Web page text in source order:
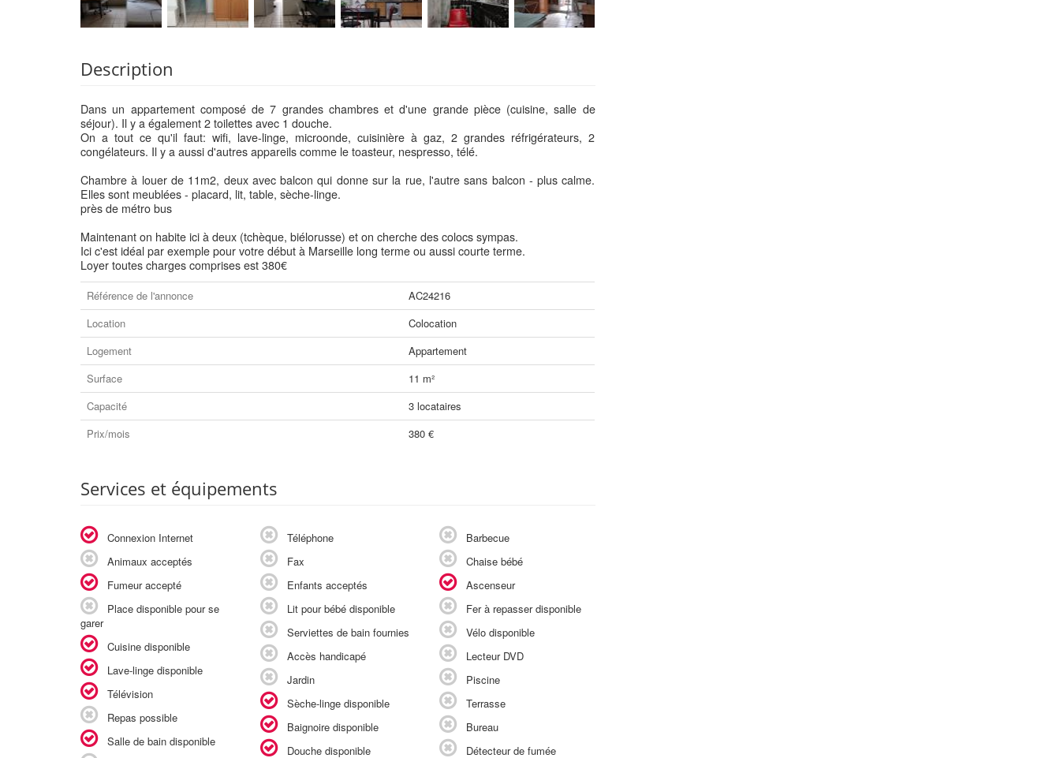
Description
Dans un appartement composé de 7 grandes chambres et d'une grande pièce (cuisine, salle de
séjour). Il y a également 2 toilettes avec 1 douche.
On a tout ce qu'il faut: wifi, lave-linge, microonde, cuisinière à gaz, 2 grandes réfrigérateurs, 2
congélateurs. Il y a aussi d'autres appareils comme le toasteur, nespresso, télé.
Chambre à louer de 11m2, deux avec balcon qui donne sur la rue, l'autre sans balcon - plus calme.
Elles sont meublées - placard, lit, table, sèche-linge.
près de métro bus
Maintenant on habite ici à deux (tchèque, biélorusse) et on cherche des colocs sympas.
Ici c'est idéal par exemple pour votre début à Marseille long terme ou aussi courte terme.
Loyer toutes charges comprises est 380€
Référence de l'annonce
AC24216
Location
Colocation
Logement
Appartement
Surface
11 m²
Capacité
3 locataires
Prix/mois
380 €
Services et équipements
Connexion Internet
Animaux acceptés
Fumeur accepté
Place disponible pour se
garer
Cuisine disponible
Lave-linge disponible
Télévision
Repas possible
Salle de bain disponible
Téléphone
Fax
Enfants acceptés
Lit pour bébé disponible
Serviettes de bain fournies
Accès handicapé
Jardin
Sèche-linge disponible
Baignoire disponible
Douche disponible
Barbecue
Chaise bébé
Ascenseur
Fer à repasser disponible
Vélo disponible
Lecteur DVD
Piscine
Terrasse
Bureau
Détecteur de fumée